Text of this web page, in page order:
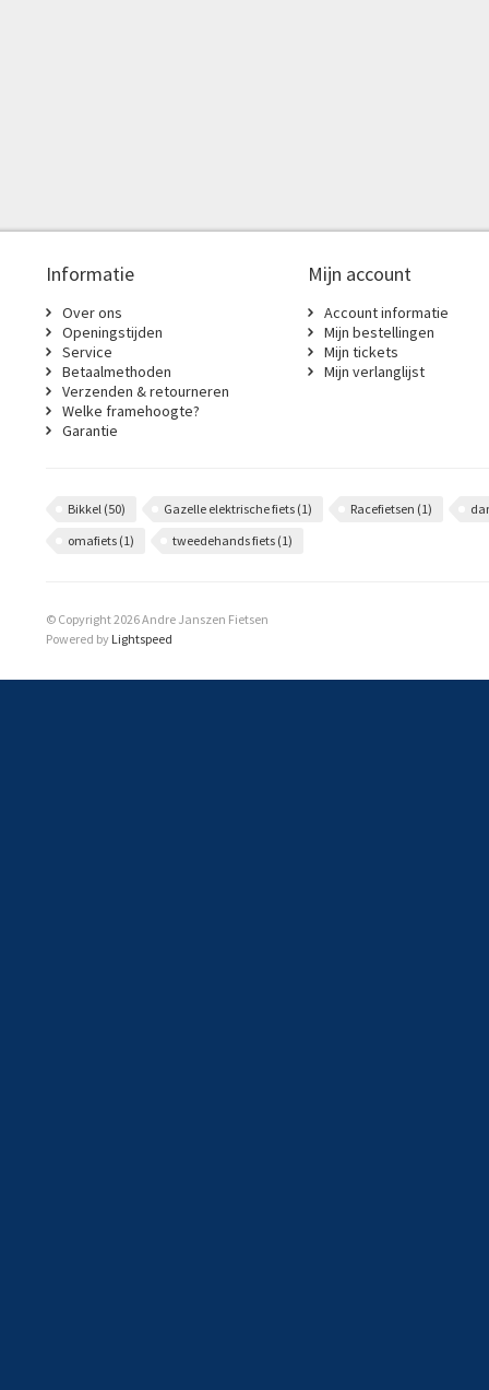
Informatie
Over ons
Openingstijden
Service
Betaalmethoden
Verzenden & retourneren
Welke framehoogte?
Garantie
Mijn account
Account informatie
Mijn bestellingen
Mijn tickets
Mijn verlanglijst
Bikkel (50) Gazelle elektrische fiets (1) Racefietsen (1)
omafiets (1) tweedehands fiets (1)
© Copyright 2026 Andre Janszen Fietsen
Powered by Lightspeed